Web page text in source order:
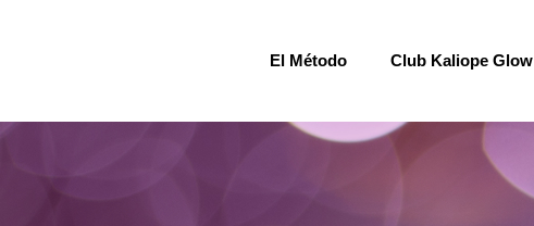
El Método Club Kaliope Glow